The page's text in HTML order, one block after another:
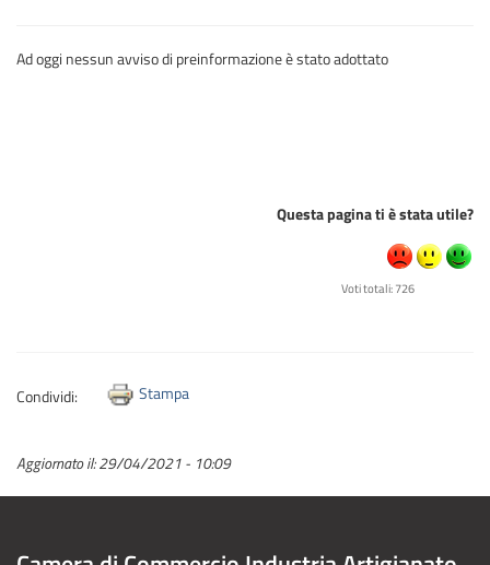
Ad oggi nessun avviso di preinformazione è stato adottato
Questa pagina ti è stata utile?
Voti totali: 726
Condividi: Stampa
Aggiornato il:29/04/2021 - 10:09